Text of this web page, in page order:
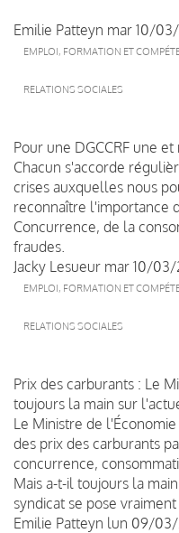
Emilie Patteyn mar 10/
EMPLOI, FORMATION ET
RELATIONS SOCIALES
Pour une DGCCRF une
Chacun s'accorde
crises auxquelles nous
reconnaître l'importance
Concurrence, de la
fraudes.
Jacky Lesueur mar 10/03/
EMPLOI, FORMATION ET
RELATIONS SOCIALES
Prix des carburants : Le
toujours la main sur
Le Ministre de
des prix des carburants
concurrence,
Mais a-t-il toujours la
syndicat se pose
Emilie Patteyn lun 09/